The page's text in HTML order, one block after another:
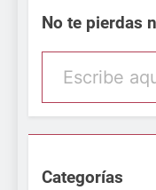
No te pierdas
Escribe aquí tu email
Categorías